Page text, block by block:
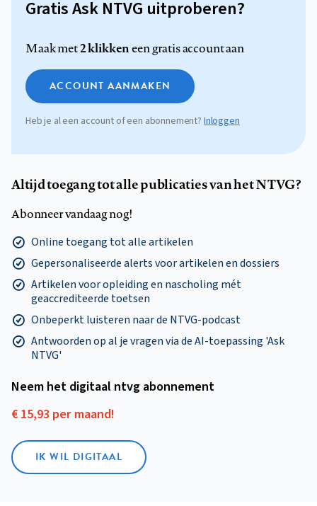
Gratis Ask NTVG uitproberen?
Maak met2 klikkeneen gratis account aan
ACCOUNT AANMAKEN
Heb je al een account of een abonnement?Inloggen
Altijd toegang tot alle publicaties van het NTVG?
Abonneer vandaag nog!
Online toegang tot alle artikelen
Gepersonaliseerde alerts voor artikelen en dossiers
Artikelen voor opleiding en nascholing mét
geaccrediteerde toetsen
Onbeperkt luisteren naar de NTVG-podcast
Antwoorden op al je vragen via de AI-toepassing 'Ask
NTVG'
Neem het digitaal ntvg abonnement
€ 15,93 per maand!
IK WIL DIGITAAL